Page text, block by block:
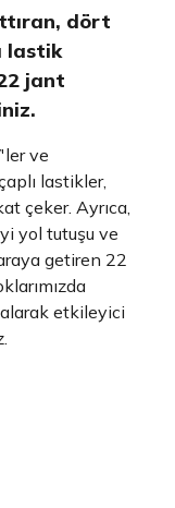
dört
lastik
jant
ve
lastikler,
çeker. Ayrıca,
yol tutuşu ve
getiren 22
etkileyici